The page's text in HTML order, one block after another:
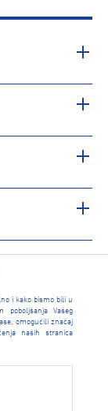
i kako bismo bili u
poboljšanja Vašeg
omogućili značaj
naših stranica